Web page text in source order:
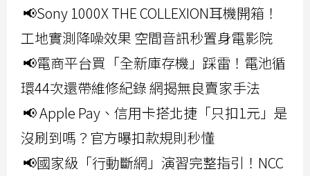
📢Sony 1000X THE COLLEXION耳機開箱！
工地實測降噪效果 空間音訊秒置身電影院
📢電商平台買「全新庫存機」踩雷！電池循
環44次還帶維修紀錄 網揭無良賣家手法
📢 Apple Pay、信用卡搭北捷「只扣1元」是
沒刷到嗎？官方曝扣款規則秒懂
📢國家級「行動斷網」演習完整指引！NCC